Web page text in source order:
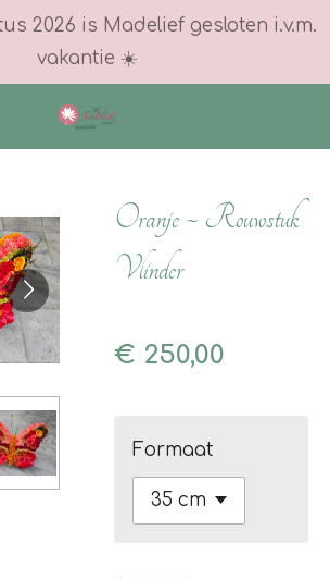
2026 is Madelief gesloten i.v.m.
vakantie ☀️
Oranje ~ Rouwstuk
Vlinder
€ 250,00
Formaat